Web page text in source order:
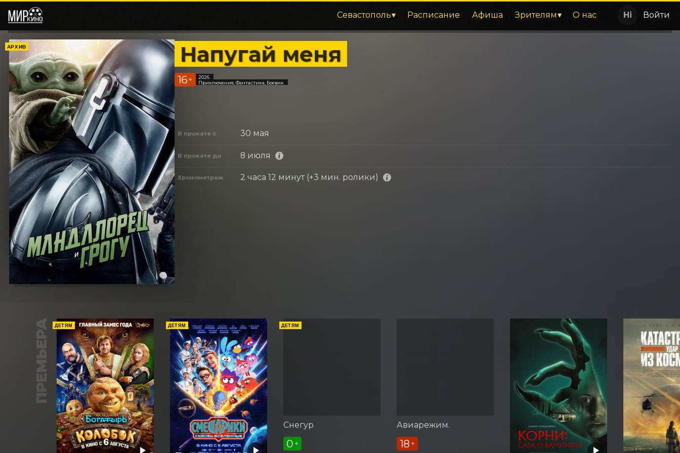
Севастополь Расписание Афиша Зрителям О нас Войти
АРХИВ Напугай меня
16 +
2026
Приключения, Фантастика, Боевик
В прокате с 30 мая
В прокате до 8 июля
Хронометраж 2 часа 12 минут (+3 мин. ролики)
ПРЕМЬЕРА ДЕТЯМ ДЕТЯМ ДЕТЯМ
Снегур
0 +
Авиарежим.
18 +